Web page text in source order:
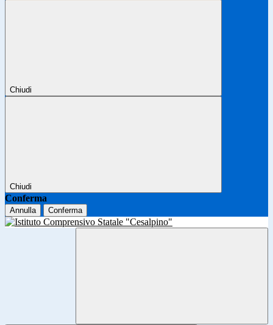
Chiudi
Chiudi
Conferma
Annulla Conferma